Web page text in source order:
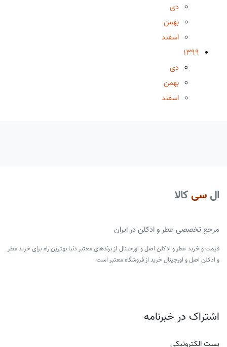
دی
بهمن
اسفند
1399
دی
بهمن
اسفند
ال سی کالا
مرجع تخصصی عطر و ادکلن در ایران
قیمت و خرید عطر و ادکلن اصل و اورجینال از برندهای معتبر دنیا بهترین راه برای خرید عطر
و ادکلن اصل و اورجینال خرید از فروشگاه معتبر است
اشتراک در خبرنامه
پست الکترونیکی